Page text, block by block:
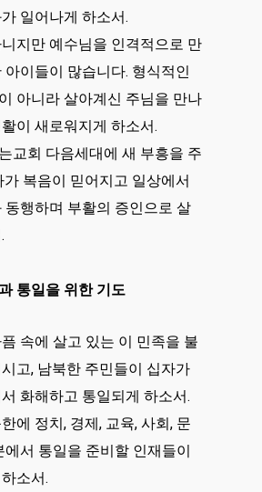
일어나게 하소서.
지만 예수님을 인격적으로 만
아이들이 많습니다. 형식적인
아니라 살아계신 주님을 만나
이 새로워지게 하소서.
교회 다음세대에 새 부흥을 주
가 복음이 믿어지고 일상에서
동행하며 부활의 증인으로 살
통일을 위한 기도
속에 살고 있는 이 민족을 불
고, 남북한 주민들이 십자가
화해하고 통일되게 하소서.
에 정치, 경제, 교육, 사회, 문
에서 통일을 준비할 인재들이
소서.